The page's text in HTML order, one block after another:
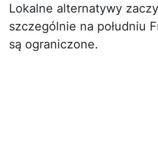
Lokalne alternatywy
szczególnie na południu
są ograniczone.